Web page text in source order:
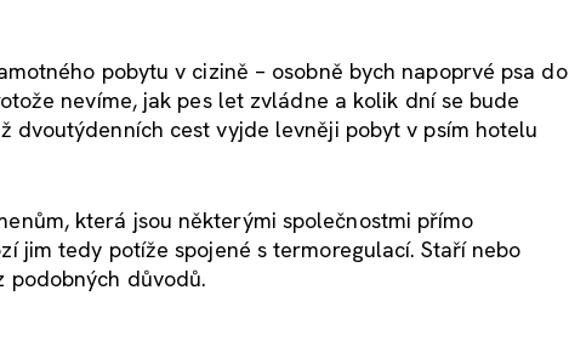
pobytu v cizině – osobně bych napoprvé psa do
nevíme, jak pes let zvládne a kolik dní se bude
dvoutýdenních cest vyjde levněji pobyt v psím hotelu
která jsou některými společnostmi přímo
jim tedy potíže spojené s termoregulací. Staří nebo
podobných důvodů.